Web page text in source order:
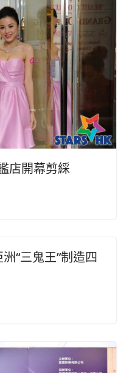
店開幕剪綵
“三鬼王”制造四